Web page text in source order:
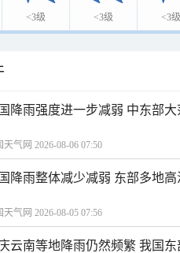
<3级 <3级 <3级
降雨强度进一步减弱 中东部
天气网 2026-08-06 07:50
降雨整体减少减弱 东部多地
天气网 2026-08-05 07:56
云南等地降雨仍然频繁 我国